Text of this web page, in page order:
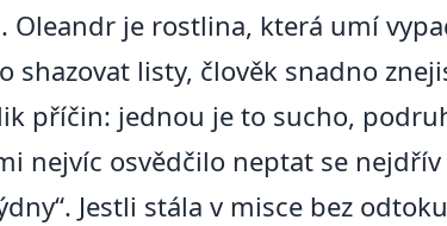
Oleandr je rostlina, která umí
shazovat listy, člověk snadno
příčin: jednou je to sucho,
nejvíc osvědčilo neptat se
Jestli stála v misce bez